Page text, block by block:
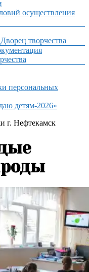
осуществления
творчества
персональных
детям-2026»